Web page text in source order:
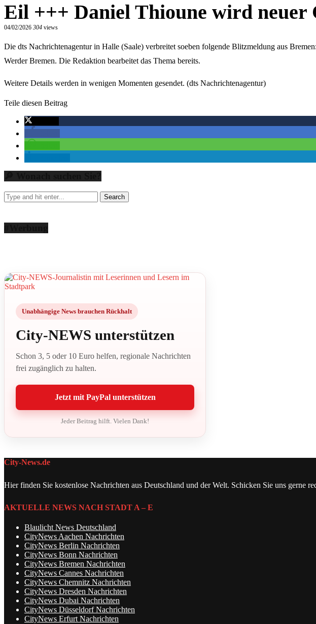
Eil +++ Daniel Thioune wird
04/02/2026 304 views
Die dts Nachrichtenagentur in Halle (Saale) verbreitet soeben folgende Blitzmeldung aus
Werder Bremen. Die Redaktion bearbeitet das Thema bereits.
Weitere Details werden in wenigen Momenten gesendet. (dts Nachrichtenagentur)
Teile diesen Beitrag
Unabhängige News brauchen Rückhalt
City-NEWS unterstützen
Schon 3, 5 oder 10 Euro helfen, regionale Nachrichten
frei zugänglich zu halten.
Jetzt mit PayPal unterstützen
Jeder Beitrag hilft. Vielen Dank!
City-News.de
Hier finden Sie kostenlose Nachrichten aus Deutschland und der Welt. Schicken Sie uns gerne
AKTUELLE NEWS NACH STADT A – E
Blaulicht News Deutschland
CityNews Aachen Nachrichten
CityNews Berlin Nachrichten
CityNews Bonn Nachrichten
CityNews Bremen Nachrichten
CityNews Cannes Nachrichten
CityNews Chemnitz Nachrichten
CityNews Dresden Nachrichten
CityNews Dubai Nachrichten
CityNews Düsseldorf Nachrichten
CityNews Erfurt Nachrichten